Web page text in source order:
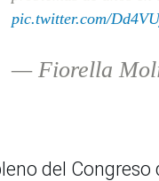
pic.twitter.com/
— Fiorella
del